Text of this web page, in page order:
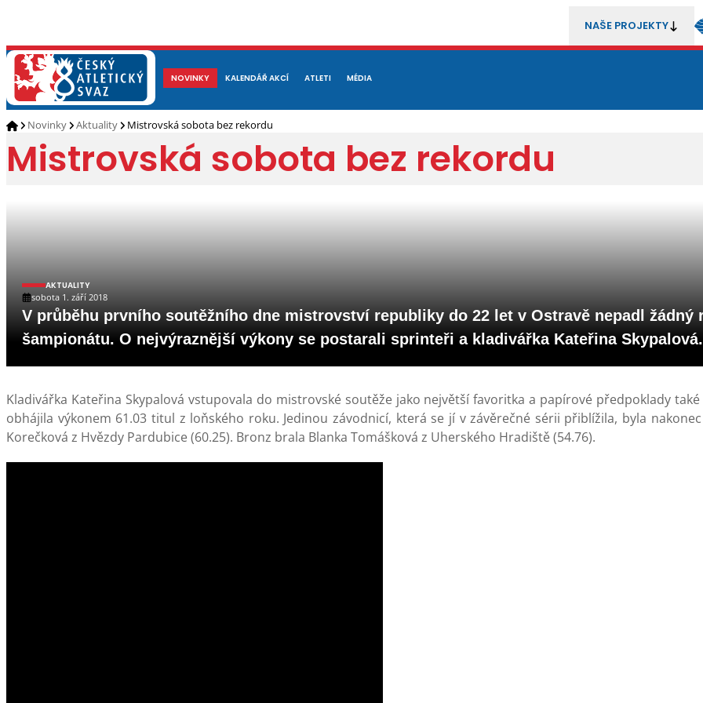
NAŠE PROJEKTY
NOVINKY KALENDÁŘ AKCÍ ATLETI MÉDIA
O NÁS ČLENOVÉ DOKUMENTY REPREZENTACE
Novinky Aktuality Mistrovská sobota bez rekordu
Mistrovská sobota bez rekordu
AKTUALITY
sobota 1. září 2018
V průběhu prvního soutěžního dne mistrovství republiky do 22 let v Ostravě nepadl žádný
šampionátu. O nejvýraznější výkony se postarali sprinteři a kladivářka Kateřina Skypalová.
Kladivářka Kateřina Skypalová vstupovala do mistrovské soutěže jako největší favoritka a papírové předpoklady
obhájila výkonem 61.03 titul z loňského roku. Jedinou závodnicí, která se jí v závěrečné sérii přiblížila, byla
Korečková z Hvězdy Pardubice (60.25). Bronz brala Blanka Tomášková z Uherského Hradiště (54.76).